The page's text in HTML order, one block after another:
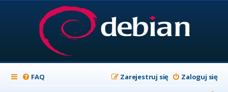
FAQ Zaloguj się
Zarejestruj się